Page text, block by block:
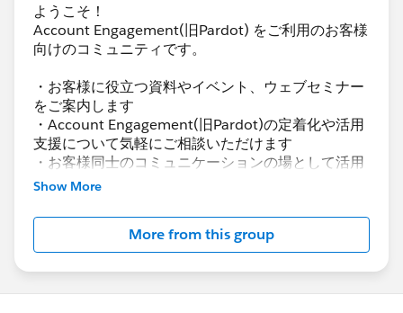
ようこそ！
Account Engagement(旧Pardot) をご利用のお客様
向けのコミュニティです。
・お客様に役立つ資料やイベント、ウェブセミナー
をご案内します
・Account Engagement(旧Pardot)の定着化や活用
支援について気軽にご相談いただけます
・お客様同士のコミュニケーションの場として活用
いただけます
Account Engagement(旧Pardot)に関する総合コミ
ュニティとしてお役立てください！
https://www.salesforce.com/jp/products/pardot
/overview
Show More
More from this group